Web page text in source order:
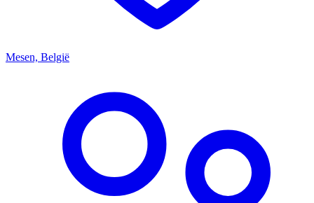
Mesen, België